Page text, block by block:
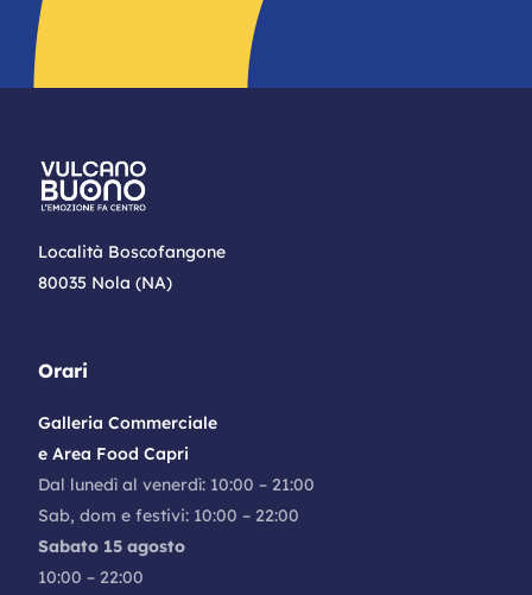
Località Boscofangone
80035 Nola (NA)
Orari
Galleria Commerciale
e Area Food Capri
Dal lunedì al venerdì: 10:00 – 21:00
Sab, dom e festivi: 10:00 – 22:00
Sabato 15 agosto
10:00 – 22:00